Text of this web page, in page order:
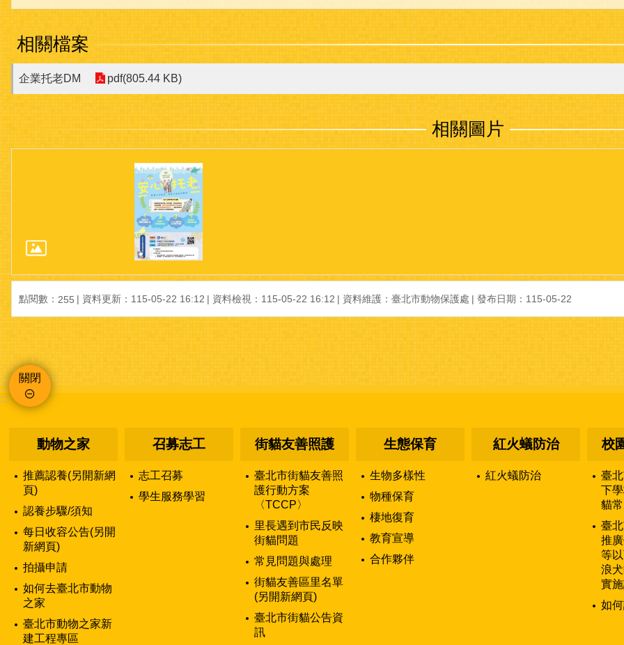
相關檔案
企業托老DM pdf(805.44 KB)
相關圖片
點閱數： 255 資料更新：115-05-22 16:12 資料檢視：115-05-22 16:12 資料維護：臺北市動物保護處 發布日期：115-05-22
關閉
:::
動物之家
推薦認養(另開新網
頁)
認養步驟/須知
每日收容公告(另開
新網頁)
拍攝申請
如何去臺北市動物
之家
臺北市動物之家新
建工程專區
召募志工
志工召募
學生服務學習
街貓友善照護
臺北市街貓友善照
護行動方案
〈TCCP〉
里長遇到市民反映
街貓問題
常見問題與處理
街貓友善區里名單
(另開新網頁)
臺北市街貓公告資
訊
生態保育
生物多樣性
物種保育
棲地復育
教育宣導
合作夥伴
紅火蟻防治
紅火蟻防治
校
臺
下
貓
臺
推
等
浪
實
如